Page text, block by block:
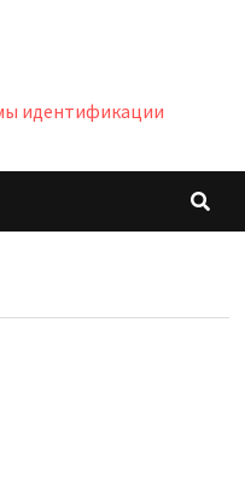
идентификации